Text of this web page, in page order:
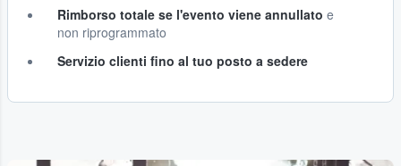
Rimborso totale se l'evento viene annullato e
non riprogrammato
Servizio clienti fino al tuo posto a sedere